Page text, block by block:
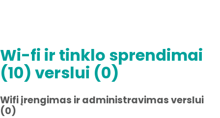
Wi-fi ir tinklo sprendimai
(10) verslui (0)
Wifi įrengimas ir administravimas verslui
(0)